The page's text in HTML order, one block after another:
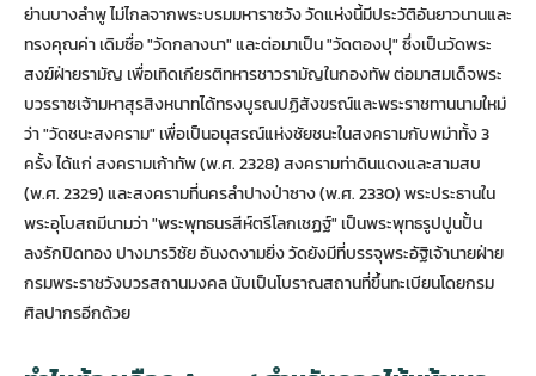
ย่านบางลำพู ไม่ไกลจากพระบรมมหาราชวัง วัดแห่งนี้มีประวัติอันยาวนานและ
ทรงคุณค่า เดิมชื่อ "วัดกลางนา" และต่อมาเป็น "วัดตองปุ" ซึ่งเป็นวัดพระ
สงฆ์ฝ่ายรามัญ เพื่อเทิดเกียรติทหารชาวรามัญในกองทัพ ต่อมาสมเด็จพระ
บวรราชเจ้ามหาสุรสิงหนาทได้ทรงบูรณปฏิสังขรณ์และพระราชทานนามใหม่
ว่า "วัดชนะสงคราม" เพื่อเป็นอนุสรณ์แห่งชัยชนะในสงครามกับพม่าทั้ง 3
ครั้ง ได้แก่ สงครามเก้าทัพ (พ.ศ. 2328) สงครามท่าดินแดงและสามสบ
(พ.ศ. 2329) และสงครามที่นครลำปางป่าซาง (พ.ศ. 2330) พระประธานใน
พระอุโบสถมีนามว่า "พระพุทธนรสีห์ตรีโลกเชฏฐ์" เป็นพระพุทธรูปปูนปั้น
ลงรักปิดทอง ปางมารวิชัย อันงดงามยิ่ง วัดยังมีที่บรรจุพระอัฐิเจ้านายฝ่าย
กรมพระราชวังบวรสถานมงคล นับเป็นโบราณสถานที่ขึ้นทะเบียนโดยกรม
ศิลปากรอีกด้วย